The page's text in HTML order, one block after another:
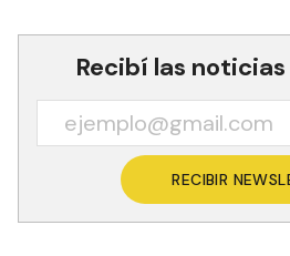
Recibí las
RECIBIR